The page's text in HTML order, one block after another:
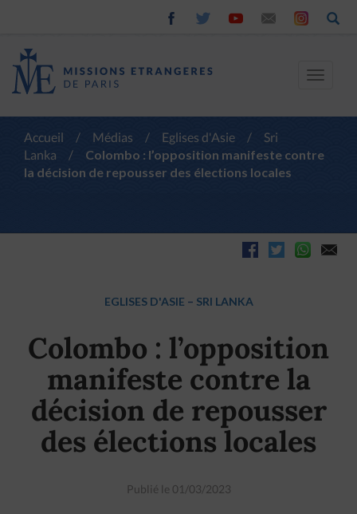
Toggle
Accueil / Médias / Eglises d'Asie /
Sri
Lanka
/
Colombo : l’opposition manifeste contre
la décision de repousser des élections locales
EGLISES D'ASIE – SRI LANKA
Colombo : l’opposition
manifeste contre la
décision de repousser
des élections locales
Publié le 01/03/2023